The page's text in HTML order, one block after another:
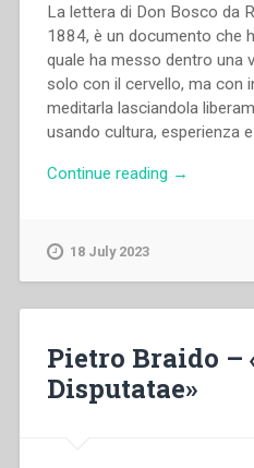
La lettera di Don Bosco da
1884, è un documento che
quale ha messo dentro una
solo con il cervello, ma con
meditarla lasciandola
usando cultura, esperienza
Continue reading “Pietro
cristiano”
→
18 July 2023
Pietro Braido –
Disputatae»